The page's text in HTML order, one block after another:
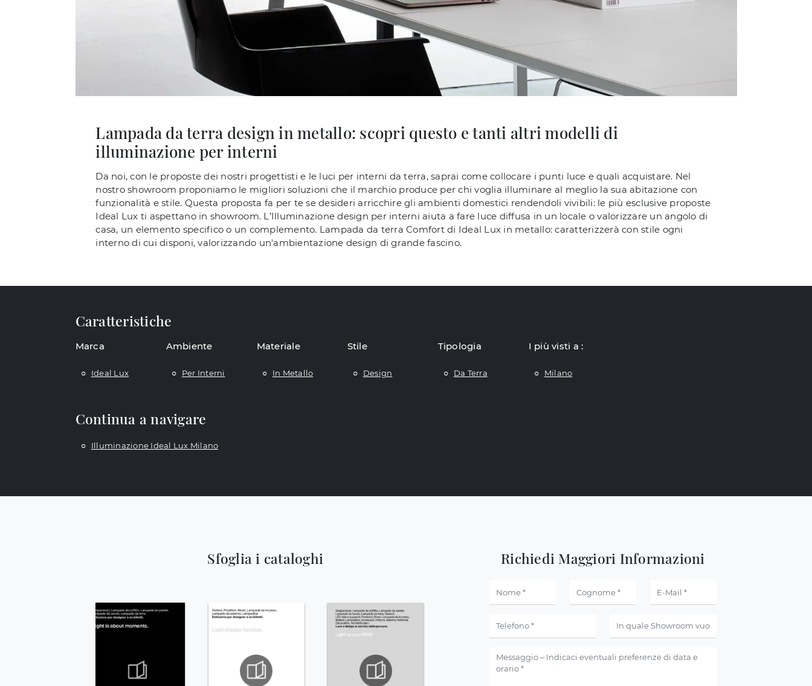
Lampada da terra design in metallo: scopri questo e tanti altri modelli di
illuminazione per interni
Da noi, con le proposte dei nostri progettisti e le luci per interni da terra, saprai come collocare i punti luce e quali acquistare. Nel
nostro showroom proponiamo le migliori soluzioni che il marchio produce per chi voglia illuminare al meglio la sua abitazione con
funzionalità e stile. Questa proposta fa per te se desideri arricchire gli ambienti domestici rendendoli vivibili: le più esclusive proposte
Ideal Lux ti aspettano in showroom. L’Illuminazione design per interni aiuta a fare luce diffusa in un locale o valorizzare un angolo di
casa, un elemento specifico o un complemento. Lampada da terra Comfort di Ideal Lux in metallo: caratterizzerà con stile ogni
interno di cui disponi, valorizzando un'ambientazione design di grande fascino.
Caratteristiche
Marca
Ideal Lux
Ambiente
Per Interni
Materiale
In Metallo
Stile
Design
Tipologia
Da Terra
I più visti a :
Milano
Continua a navigare
Illuminazione Ideal Lux Milano
Sfoglia i cataloghi Richiedi Maggiori Informazioni